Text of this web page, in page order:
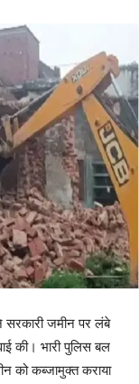
सरकारी जमीन पर लंबे
की। भारी पुलिस बल
को कब्जामुक्त कराया